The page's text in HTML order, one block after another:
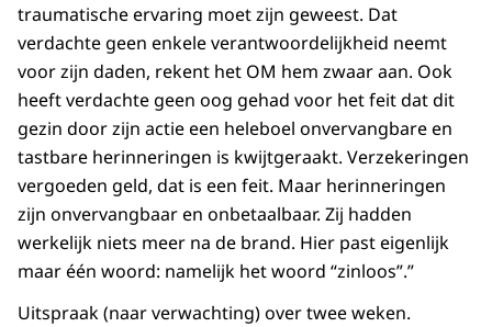
traumatische ervaring moet zijn geweest. Dat
verdachte geen enkele verantwoordelijkheid neemt
voor zijn daden, rekent het OM hem zwaar aan. Ook
heeft verdachte geen oog gehad voor het feit dat dit
gezin door zijn actie een heleboel onvervangbare en
tastbare herinneringen is kwijtgeraakt. Verzekeringen
vergoeden geld, dat is een feit. Maar herinneringen
zijn onvervangbaar en onbetaalbaar. Zij hadden
werkelijk niets meer na de brand. Hier past eigenlijk
maar één woord: namelijk het woord “zinloos”.”
Uitspraak (naar verwachting) over twee weken.